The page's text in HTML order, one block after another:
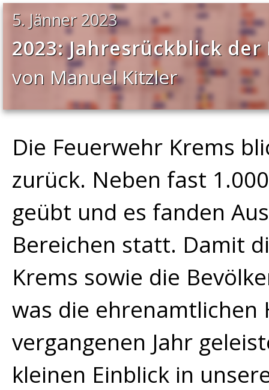
5. Jänner 2023
2023: Jahresrückblick
von Manuel Kitzler
Die Feuerwehr Krems
zurück. Neben fast
geübt und es fanden
Bereichen statt. Damit
Krems sowie die
was die
vergangenen Jahr
kleinen Einblick in